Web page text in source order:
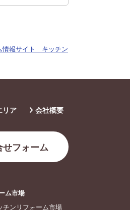
リア 会社概要
せフォーム
ム市場
チンリフォーム市場